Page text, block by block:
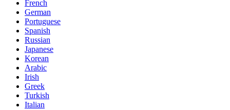
French
German
Portuguese
Spanish
Russian
Japanese
Korean
Arabic
Irish
Greek
Turkish
Italian